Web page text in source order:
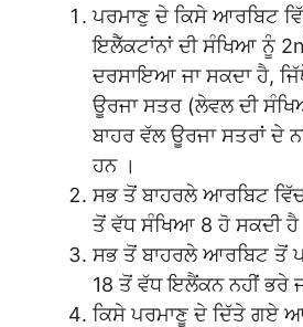
ਪਰਮਾਣੁ ਦੇ ਕਿਸੇ ਆਰਬਿਟ
ਇਲੈੱਕਟਾਂਨਾਂ ਦੀ ਸੰਖਿਆ ਨੂੰ 2n
ਦਰਸਾਇਆ ਜਾ ਸਕਦਾ ਹੈ,
ਊਰਜਾ ਸਤਰ (ਲੇਵਲ ਦੀ
ਬਾਹਰ ਵੱਲ ਊਰਜਾ ਸਤਰਾਂ ਦੇ
ਹਨ ।
ਸਭ ਤੋਂ ਬਾਹਰਲੇ ਆਰਬਿਟ
ਤੋਂ ਵੱਧ ਸੰਖਿਆ 8 ਹੋ ਸਕਦੀ ਹੈ
ਸਭ ਤੋਂ ਬਾਹਰਲੇ ਆਰਬਿਟ ਤੋਂ
18 ਤੋਂ ਵੱਧ ਇਲੈਂਕਨ ਨਹੀਂ ਭਰੇ
ਕਿਸੇ ਪਰਮਾਣੂ ਦੇ ਦਿੱਤੇ ਗਏ